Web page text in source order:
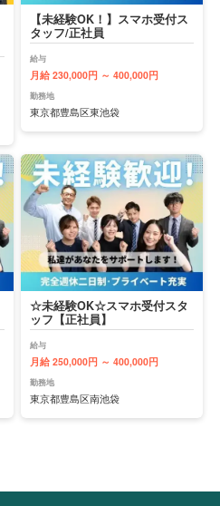
【未経験OK！】スマホ受付ス
タッフ/正社員
給与
月給 230,000円 ～ 400,000円
勤務地
東京都豊島区東池袋
☆未経験OK☆スマホ受付スタ
ッフ【正社員】
給与
月給 250,000円 ～ 400,000円
勤務地
東京都豊島区南池袋